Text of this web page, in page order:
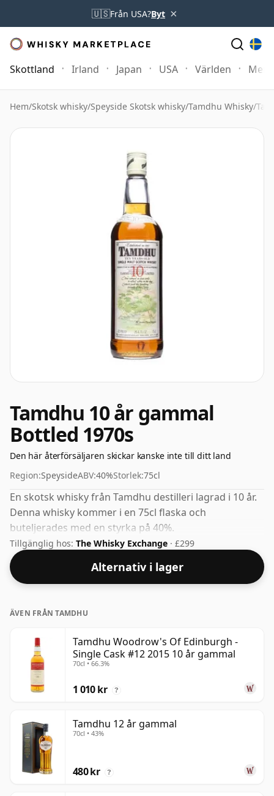
🇺🇸Från USA?Byt ×
Skottland Irland Japan USA Världen Mer
Hem/Skotsk whisky/Speyside Skotsk whisky/Tamdhu Whisky/
Tamdhu 10 år gammal
Bottled 1970s
Den här återförsäljaren skickar kanske inte till ditt land
Region:SpeysideABV:40%Storlek:75cl
En skotsk whisky från Tamdhu destilleri lagrad i 10 år.
Denna whisky kommer i en 75cl flaska och
buteljerades med en styrka på 40%.
Tillgänglig hos: The Whisky Exchange · £299
Alternativ i lager
ÄVEN FRÅN TAMDHU
Tamdhu Woodrow's Of Edinburgh -
Single Cask #12 2015 10 år gammal
70cl • 66.3%
1 010 kr ?
Tamdhu 12 år gammal
70cl • 43%
480 kr ?